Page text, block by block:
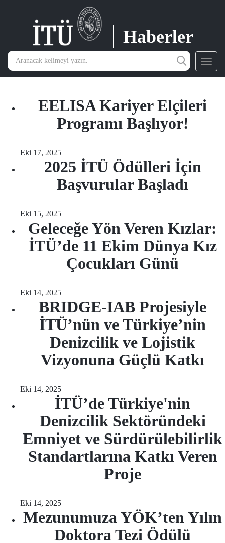
Haberler
EELISA Kariyer Elçileri
Programı Başlıyor!
Eki 17, 2025
2025 İTÜ Ödülleri İçin
Başvurular Başladı
Eki 15, 2025
Geleceğe Yön Veren Kızlar:
İTÜ’de 11 Ekim Dünya Kız
Çocukları Günü
Eki 14, 2025
BRIDGE-IAB Projesiyle
İTÜ’nün ve Türkiye’nin
Denizcilik ve Lojistik
Vizyonuna Güçlü Katkı
Eki 14, 2025
İTÜ’de Türkiye'nin
Denizcilik Sektöründeki
Emniyet ve Sürdürülebilirlik
Standartlarına Katkı Veren
Proje
Eki 14, 2025
Mezunumuza YÖK’ten Yılın
Doktora Tezi Ödülü